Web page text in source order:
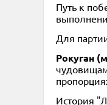
Путь к
Для
Рокуган
История